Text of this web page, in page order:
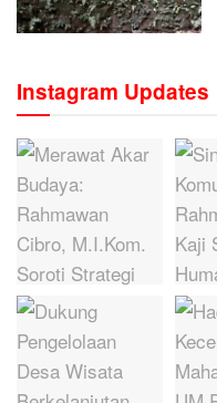
Instagram Updates